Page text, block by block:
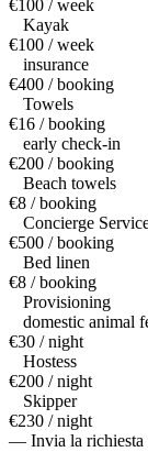
€100 / week
Kayak
€100 / week
insurance
€400 / booking
Towels
€16 / booking
early check-in
€200 / booking
Beach towels
€8 / booking
Concierge
€500 / booking
Bed linen
€8 / booking
Provisioning
domestic animal
€30 / night
Hostess
€200 / night
Skipper
€230 / night
— Invia la richiesta